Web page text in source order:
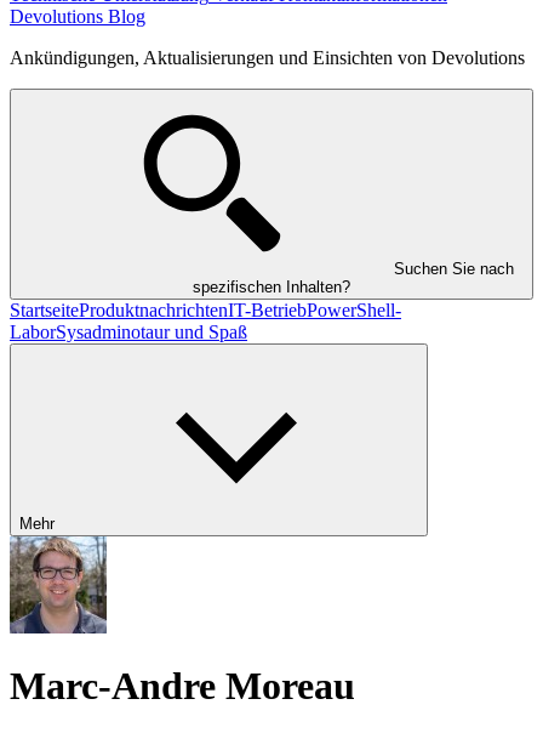
Devolutions Blog
Ankündigungen, Aktualisierungen und Einsichten von Devolutions
Suchen Sie nach
spezifischen Inhalten?
StartseiteProduktnachrichtenIT-BetriebPowerShell-
LaborSysadminotaur und Spaß
Mehr
Marc-Andre Moreau